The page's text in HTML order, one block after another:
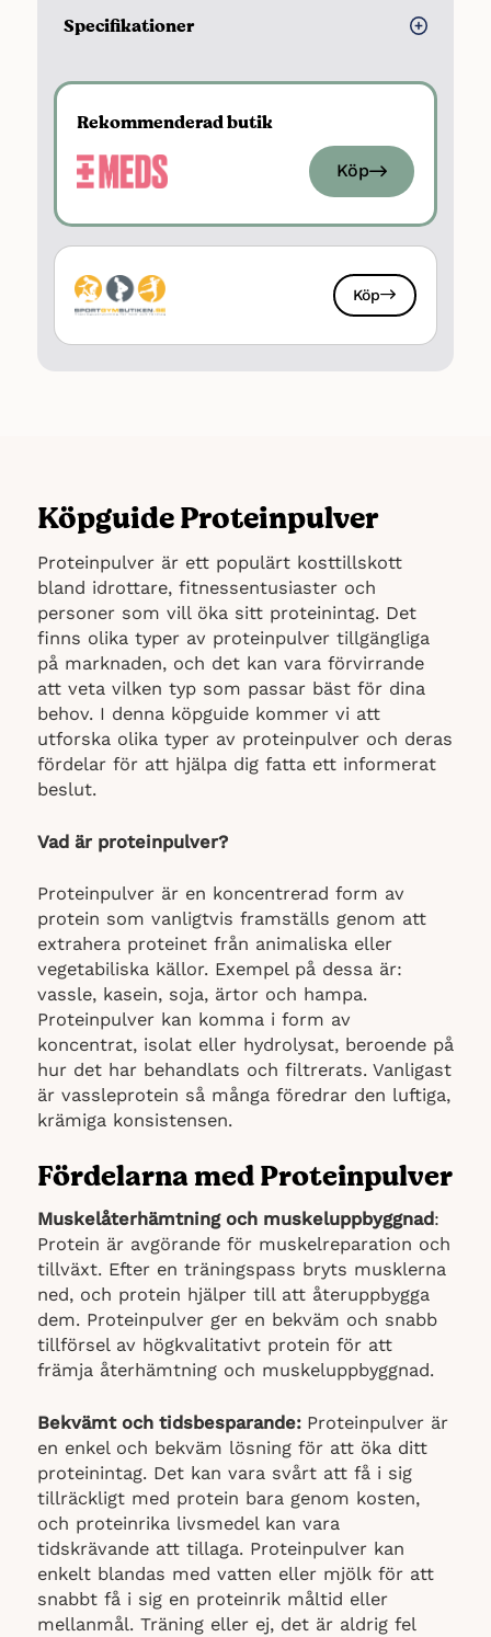
Specifikationer
Kolhydrater: 4 gram per 100 gram
Sockerarter: 4 gram per 100 gram
gram
Antal portioner: ca 28
Sötningsmedel: Ja, Aspartam, ace-k
Rekommenderad butik
Köp
Köp
Köpguide Proteinpulver
Proteinpulver är ett populärt kosttillskott
bland idrottare, fitnessentusiaster och
personer som vill öka sitt proteinintag. Det
finns olika typer av proteinpulver tillgängliga
på marknaden, och det kan vara förvirrande
att veta vilken typ som passar bäst för dina
behov. I denna köpguide kommer vi att
utforska olika typer av proteinpulver och deras
fördelar för att hjälpa dig fatta ett informerat
beslut.
Vad är proteinpulver?
Proteinpulver är en koncentrerad form av
protein som vanligtvis framställs genom att
extrahera proteinet från animaliska eller
vegetabiliska källor. Exempel på dessa är:
vassle, kasein, soja, ärtor och hampa.
Proteinpulver kan komma i form av
koncentrat, isolat eller hydrolysat, beroende på
hur det har behandlats och filtrerats. Vanligast
är vassleprotein så många föredrar den luftiga,
krämiga konsistensen.
Fördelarna med Proteinpulver
Muskelåterhämtning och muskeluppbyggnad:
Protein är avgörande för muskelreparation och
tillväxt. Efter en träningspass bryts musklerna
ned, och protein hjälper till att återuppbygga
dem. Proteinpulver ger en bekväm och snabb
tillförsel av högkvalitativt protein för att
främja återhämtning och muskeluppbyggnad.
Bekvämt och tidsbesparande: Proteinpulver är
en enkel och bekväm lösning för att öka ditt
proteinintag. Det kan vara svårt att få i sig
tillräckligt med protein bara genom kosten,
och proteinrika livsmedel kan vara
tidskrävande att tillaga. Proteinpulver kan
enkelt blandas med vatten eller mjölk för att
snabbt få i sig en proteinrik måltid eller
mellanmål. Träning eller ej, det är aldrig fel